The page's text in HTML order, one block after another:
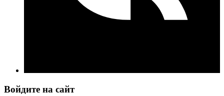
Войдите на сайт